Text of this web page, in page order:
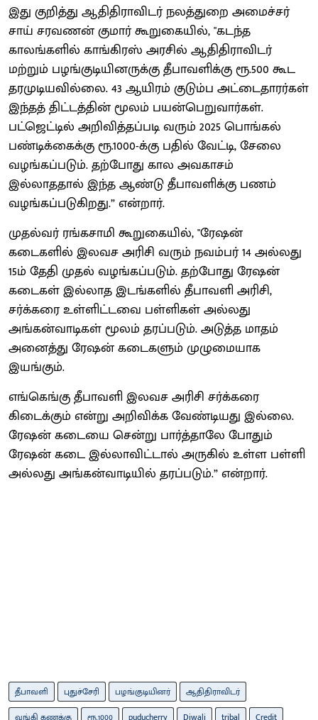
இது குறித்து ஆதிதிராவிடர் நலத்துறை அமைச்சர்
சாய் சரவணன் குமார் கூறுகையில், "கடந்த
காலங்களில் காங்கிரஸ் அரசில் ஆதிதிராவிடர்
மற்றும் பழங்குடியினருக்கு தீபாவளிக்கு ரூ.500 கூட
தரமுடியவில்லை. 43 ஆயிரம் குடும்ப அட்டைதாரர்கள்
இந்தத் திட்டத்தின் மூலம் பயன்பெறுவார்கள்.
பட்ஜெட்டில் அறிவித்தப்படி வரும் 2025 பொங்கல்
பண்டிக்கைக்கு ரூ.1000-க்கு பதில் வேட்டி, சேலை
வழங்கப்படும். தற்போது கால அவகாசம்
இல்லாததால் இந்த ஆண்டு தீபாவளிக்கு பணம்
வழங்கப்படுகிறது.” என்றார்.
முதல்வர் ரங்கசாமி கூறுகையில், "ரேஷன்
கடைகளில் இலவச அரிசி வரும் நவம்பர் 14 அல்லது
15ம் தேதி முதல் வழங்கப்படும். தற்போது ரேஷன்
கடைகள் இல்லாத இடங்களில் தீபாவளி அரிசி,
சர்க்கரை உள்ளிட்டவை பள்ளிகள் அல்லது
அங்கன்வாடிகள் மூலம் தரப்படும். அடுத்த மாதம்
அனைத்து ரேஷன் கடைகளும் முழுமையாக
இயங்கும்.
எங்கெங்கு தீபாவளி இலவச அரிசி சர்க்கரை
கிடைக்கும் என்று அறிவிக்க வேண்டியது இல்லை.
ரேஷன் கடையை சென்று பார்த்தாலே போதும்
ரேஷன் கடை இல்லாவிட்டால் அருகில் உள்ள பள்ளி
அல்லது அங்கன்வாடியில் தரப்படும்.” என்றார்.
தீபாவளி புதுச்சேரி பழங்குடியினர்
ஆதிதிராவிடர்
வங்கி கணக்கு
ரூ.1000 puducherry Diwali tribal Credit